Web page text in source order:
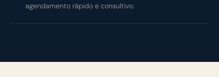
agendamento rápido e consultivo.